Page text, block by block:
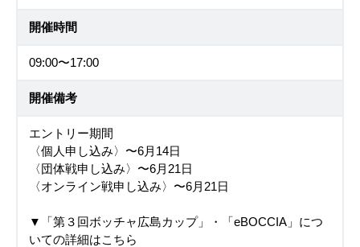
開催時間
09:00〜17:00
開催備考
エントリー期間
〈個人申し込み〉〜6月14日
〈団体戦申し込み〉〜6月21日
〈オンライン戦申し込み〉〜6月21日
▼「第３回ボッチャ広島カップ」・「eBOCCIA」につ
いての詳細はこちら